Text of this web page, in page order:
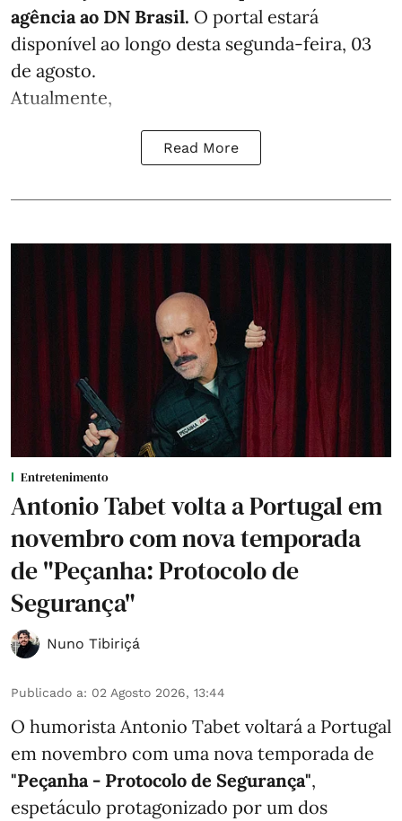
agência ao DN Brasil. O portal estará
disponível ao longo desta segunda-feira, 03
de agosto.
Atualmente,
Read More
Entretenimento
Antonio Tabet volta a Portugal em
novembro com nova temporada
de "Peçanha: Protocolo de
Segurança"
Nuno Tibiriçá
Publicado a: 02 Agosto 2026, 13:44
O humorista Antonio Tabet voltará a Portugal
em novembro com uma nova temporada de
"Peçanha - Protocolo de Segurança",
espetáculo protagonizado por um dos